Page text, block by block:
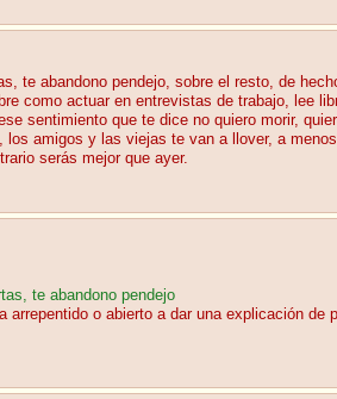
te abandono pendejo, sobre el resto, de
como actuar en entrevistas de trabajo, lee
sentimiento que te dice no quiero morir,
amigos y las viejas te van a llover, a
serás mejor que ayer.
te abandono pendejo
o abierto a dar una explicación